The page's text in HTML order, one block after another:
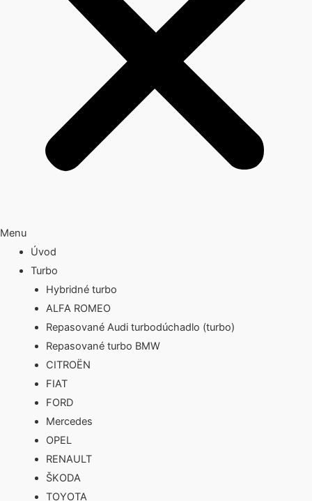
Menu
Úvod
Turbo
Hybridné turbo
ALFA ROMEO
Repasované Audi turbodúchadlo (turbo)
Repasované turbo BMW
CITROËN
FIAT
FORD
Mercedes
OPEL
RENAULT
ŠKODA
TOYOTA